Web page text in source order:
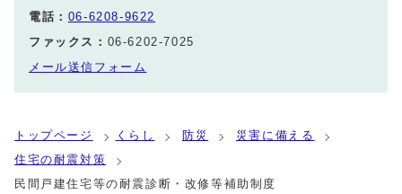
電話： 06-6208-9622
ファックス： 06-6202-7025
メール送信フォーム
トップページ くらし 防災
災害に備える
住宅の耐震対策
民間戸建住宅等の耐震診断・改修等補助制度